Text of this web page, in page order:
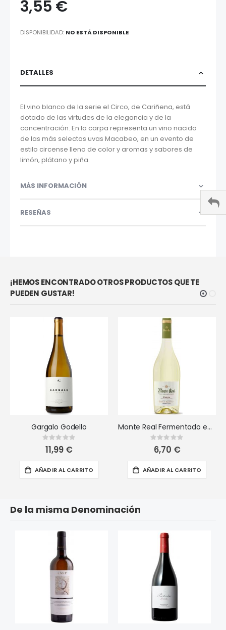
3,55 €
DISPONIBILIDAD: NO ESTÁ DISPONIBLE
DETALLES
El vino blanco de la serie el Circo, de Cariñena, está
dotado de las virtudes de la elegancia y de la
concentración. En la carpa representa un vino nacido
de las más selectas uvas Macabeo, en un evento de
estilo circense lleno de color y aromas y sabores de
limón, plátano y piña.
MÁS INFORMACIÓN
RESEÑAS
¡HEMOS ENCONTRADO OTROS PRODUCTOS QUE TE
PUEDEN GUSTAR!
Gargalo Godello
Rating:
0%
11,99 €
AÑADIR AL CARRITO
Monte Real Fermentado en Barrica
Rating:
0%
6,70 €
AÑADIR AL CARRITO
De la misma Denominación